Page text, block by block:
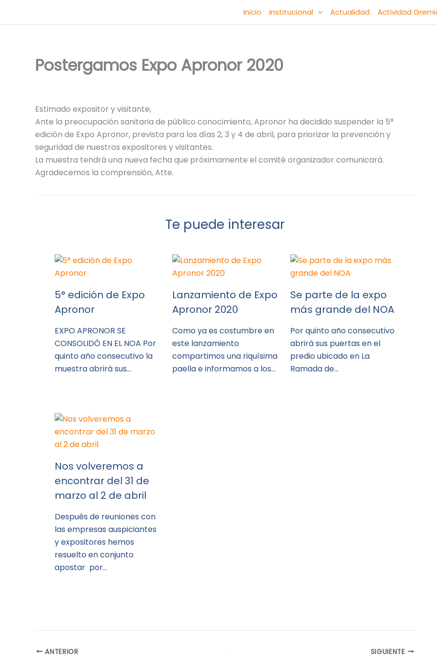
Inicio Institucional Actualidad Actividad
Postergamos Expo Apronor 2020
Estimado expositor y visitante,
Ante la preocupación sanitaria de público conocimiento, Apronor ha decidido suspender la 5°
edición de Expo Apronor, prevista para los días 2, 3 y 4 de abril, para priorizar la prevención y
seguridad de nuestros expositores y visitantes.
La muestra tendrá una nueva fecha que próximamente el comité organizador comunicará.
Agradecemos la comprensión, Atte.
Te puede interesar
5° edición de Expo
Apronor
EXPO APRONOR SE
CONSOLIDÓ EN EL NOA Por
quinto año consecutivo la
muestra abrirá sus…
Lanzamiento de Expo
Apronor 2020
Como ya es costumbre en
este lanzamiento
compartimos una riquísima
paella e informamos a los…
Se parte de la expo
más grande del NOA
Por quinto año consecutivo
abrirá sus puertas en el
predio ubicado en La
Ramada de…
Nos volveremos a
encontrar del 31 de
marzo al 2 de abril
Después de reuniones con
las empresas auspiciantes
y expositores hemos
resuelto en conjunto
apostar por…
ANTERIOR SIGUIENTE